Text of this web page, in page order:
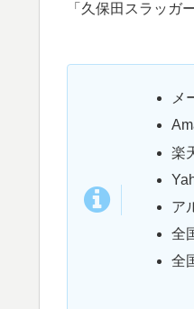
「久保田スラッガ
メ
楽
ア
全
全